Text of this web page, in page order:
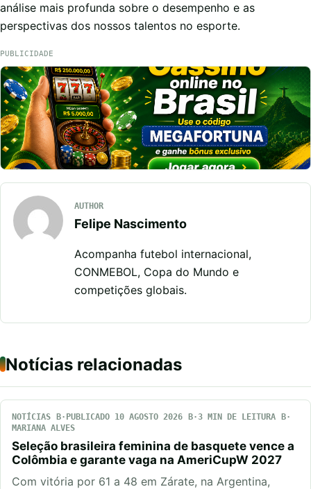
análise mais profunda sobre o desempenho e as
perspectivas dos nossos talentos no esporte.
PUBLICIDADE
AUTHOR
Felipe Nascimento
Acompanha futebol internacional,
CONMEBOL, Copa do Mundo e
competições globais.
Notícias relacionadas
NOTÍCIAS PUBLICADO 10 AGOSTO 2026
3 MIN DE LEITURA
MARIANA ALVES
Seleção brasileira feminina de basquete vence a
Colômbia e garante vaga na AmeriCupW 2027
Com vitória por 61 a 48 em Zárate, na Argentina,